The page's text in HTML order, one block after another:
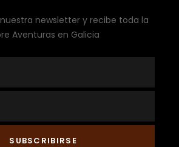
newsletter y recibe toda la
Aventuras en Galicia